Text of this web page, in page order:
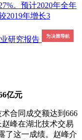
。预计2020年全年
2019年增长3
亿元
合同成交额达到666
峰在湖北技术交易
了这一成绩。赵峰介